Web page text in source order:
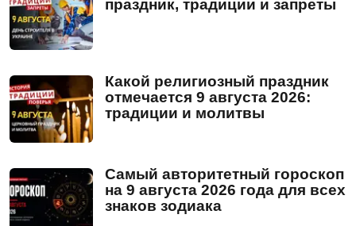
праздник, традиции и запреты
Какой религиозный праздник
отмечается 9 августа 2026:
традиции и молитвы
Самый авторитетный гороскоп
на 9 августа 2026 года для всех
знаков зодиака